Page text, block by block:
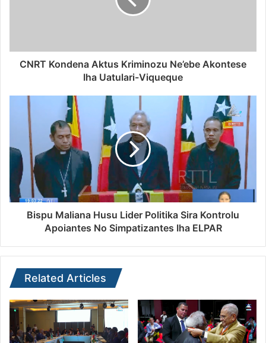
CNRT Kondena Aktus Kriminozu Ne’ebe Akontese
Iha Uatulari-Viqueque
Bispu Maliana Husu Lider Politika Sira Kontrolu
Apoiantes No Simpatizantes Iha ELPAR
Related Articles